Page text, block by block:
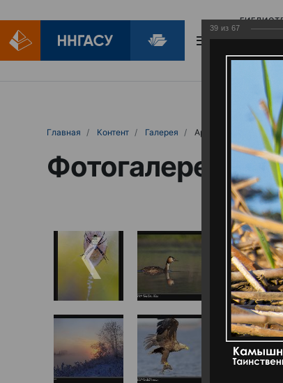
Главная Контент Галерея Артемовские луга –
Фотогалерея
39 из 67